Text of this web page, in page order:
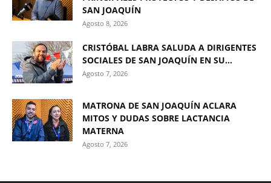
SAN JOAQUÍN
Agosto 8, 2026
CRISTÓBAL LABRA SALUDA A DIRIGENTES
SOCIALES DE SAN JOAQUÍN EN SU...
Agosto 7, 2026
MATRONA DE SAN JOAQUÍN ACLARA
MITOS Y DUDAS SOBRE LACTANCIA
MATERNA
Agosto 7, 2026